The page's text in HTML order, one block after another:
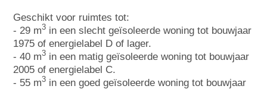
Geschikt voor ruimtes tot:
- 29 m3 in een slecht geïsoleerde woning tot bouwjaar
1975 of energielabel D of lager.
- 40 m3 in een matig geïsoleerde woning tot bouwjaar
2005 of energielabel C.
- 55 m3 in een goed geïsoleerde woning tot bouwjaar